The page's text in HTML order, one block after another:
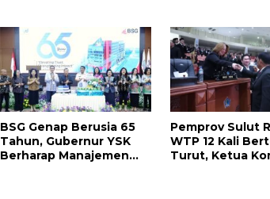
BSG Genap Berusia 65
Tahun, Gubernur YSK
Berharap Manajemen
Pemprov Sulut
WTP 12 Kali
Turut, Ketua